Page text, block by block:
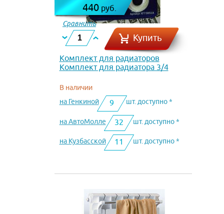
440 руб.
Сравнить
Купить
Комплект для радиаторов
Комплект для радиатора 3/4
В наличии
на Генкиной
9 шт. доступно *
на АвтоМолле 32 шт. доступно *
на Кузбасской 11 шт. доступно *